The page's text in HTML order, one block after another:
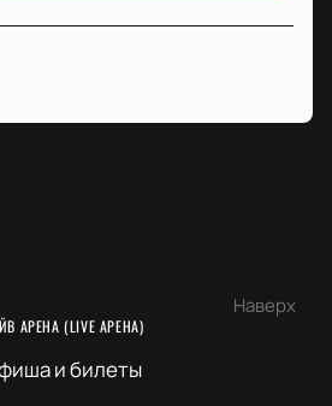
Наверх
АРЕНА (LIVE АРЕНА)
и билеты